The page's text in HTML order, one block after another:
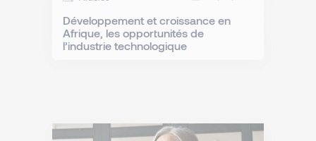
Développement et croissance en
Afrique, les opportunités de
l’industrie technologique